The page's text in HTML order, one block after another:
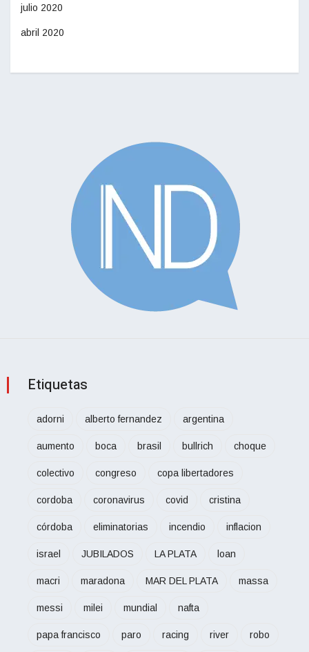
julio 2020
abril 2020
Etiquetas
adorni alberto fernandez argentina
aumento boca brasil bullrich choque
colectivo congreso copa libertadores
cordoba coronavirus covid cristina
córdoba eliminatorias incendio inflacion
israel JUBILADOS LA PLATA loan
macri maradona MAR DEL PLATA massa
messi milei mundial nafta
papa francisco paro racing river robo